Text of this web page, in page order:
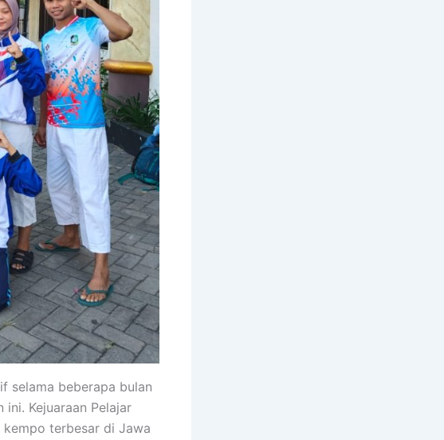
selama beberapa bulan
Kejuaraan Pelajar
kempo terbesar di Jawa